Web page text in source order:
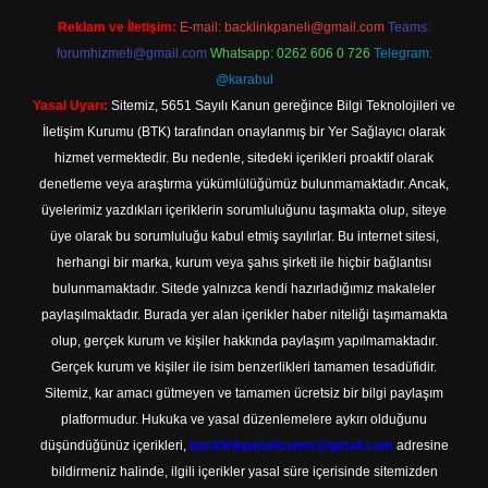
Reklam ve İletişim: E-mail: backlinkpaneli@gmail.com Teams:
forumhizmeti@gmail.com Whatsapp: 0262 606 0 726 Telegram:
@karabul
Yasal Uyarı: Sitemiz, 5651 Sayılı Kanun gereğince Bilgi Teknolojileri ve
İletişim Kurumu (BTK) tarafından onaylanmış bir Yer Sağlayıcı olarak
hizmet vermektedir. Bu nedenle, sitedeki içerikleri proaktif olarak
denetleme veya araştırma yükümlülüğümüz bulunmamaktadır. Ancak,
üyelerimiz yazdıkları içeriklerin sorumluluğunu taşımakta olup, siteye
üye olarak bu sorumluluğu kabul etmiş sayılırlar. Bu internet sitesi,
herhangi bir marka, kurum veya şahıs şirketi ile hiçbir bağlantısı
bulunmamaktadır. Sitede yalnızca kendi hazırladığımız makaleler
paylaşılmaktadır. Burada yer alan içerikler haber niteliği taşımamakta
olup, gerçek kurum ve kişiler hakkında paylaşım yapılmamaktadır.
Gerçek kurum ve kişiler ile isim benzerlikleri tamamen tesadüfidir.
Sitemiz, kar amacı gütmeyen ve tamamen ücretsiz bir bilgi paylaşım
platformudur. Hukuka ve yasal düzenlemelere aykırı olduğunu
düşündüğünüz içerikleri, backlinkpanelicomtr@gmail.com adresine
bildirmeniz halinde, ilgili içerikler yasal süre içerisinde sitemizden